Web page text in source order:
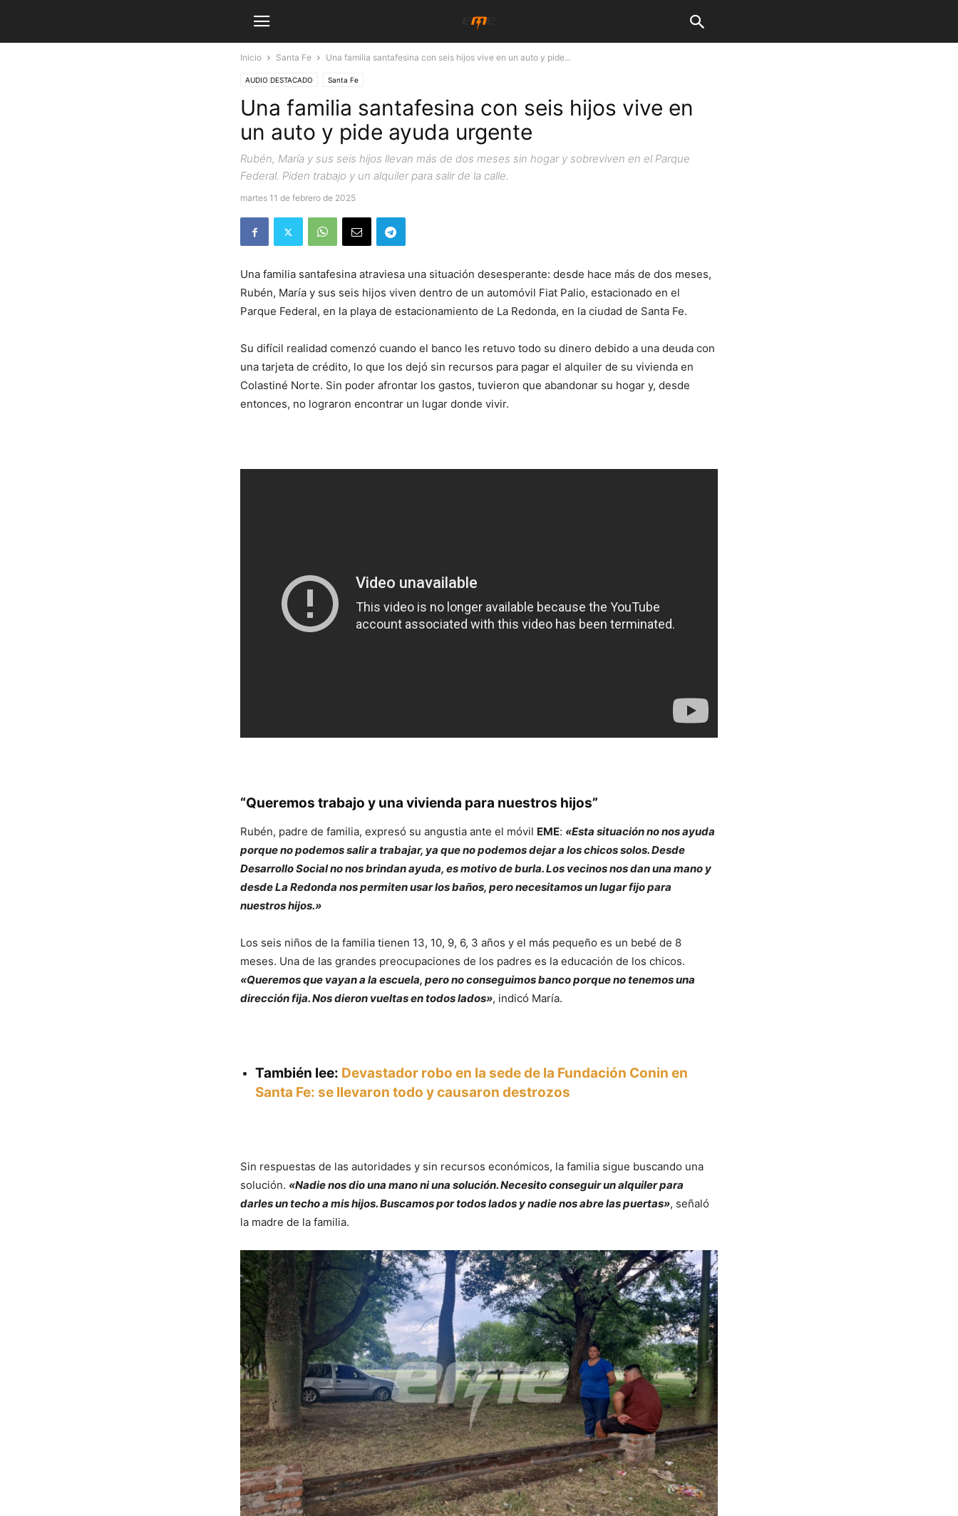
Inicio Santa Fe Una familia santafesina con seis hijos vive en un auto y pide...
AUDIO DESTACADO Santa Fe
Una familia santafesina con seis hijos vive en
un auto y pide ayuda urgente
Rubén, María y sus seis hijos llevan más de dos meses sin hogar y sobreviven en el Parque
Federal. Piden trabajo y un alquiler para salir de la calle.
martes 11 de febrero de 2025
Una familia santafesina atraviesa una situación desesperante: desde hace más de dos meses,
Rubén, María y sus seis hijos viven dentro de un automóvil Fiat Palio, estacionado en el
Parque Federal, en la playa de estacionamiento de La Redonda, en la ciudad de Santa Fe.
Su difícil realidad comenzó cuando el banco les retuvo todo su dinero debido a una deuda con
una tarjeta de crédito, lo que los dejó sin recursos para pagar el alquiler de su vivienda en
Colastiné Norte. Sin poder afrontar los gastos, tuvieron que abandonar su hogar y, desde
entonces, no lograron encontrar un lugar donde vivir.
“Queremos trabajo y una vivienda para nuestros hijos”
Rubén, padre de familia, expresó su angustia ante el móvil EME: «Esta situación no nos ayuda
porque no podemos salir a trabajar, ya que no podemos dejar a los chicos solos. Desde
Desarrollo Social no nos brindan ayuda, es motivo de burla. Los vecinos nos dan una mano y
desde La Redonda nos permiten usar los baños, pero necesitamos un lugar fijo para
nuestros hijos.»
Los seis niños de la familia tienen 13, 10, 9, 6, 3 años y el más pequeño es un bebé de 8
meses. Una de las grandes preocupaciones de los padres es la educación de los chicos.
«Queremos que vayan a la escuela, pero no conseguimos banco porque no tenemos una
dirección fija. Nos dieron vueltas en todos lados», indicó María.
También lee: Devastador robo en la sede de la Fundación Conin en
Santa Fe: se llevaron todo y causaron destrozos
Sin respuestas de las autoridades y sin recursos económicos, la familia sigue buscando una
solución. «Nadie nos dio una mano ni una solución. Necesito conseguir un alquiler para
darles un techo a mis hijos. Buscamos por todos lados y nadie nos abre las puertas», señaló
la madre de la familia.